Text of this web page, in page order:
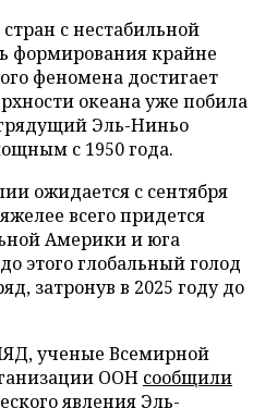
с нестабильной
формирования крайне
феномена достигает
океана уже побила
Эль-Ниньо
с 1950 года.
ожидается с сентября
всего придется
Америки и юга
этого глобальный голод
затронув в 2025 году до
ученые Всемирной
ООН сообщили
явления Эль-